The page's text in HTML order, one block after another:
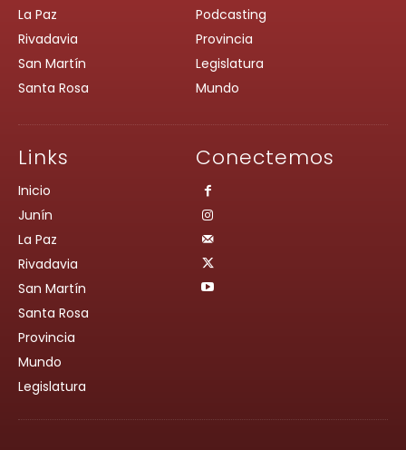
La Paz
Rivadavia
San Martín
Santa Rosa
Podcasting
Provincia
Legislatura
Mundo
Links
Inicio
Junín
La Paz
Rivadavia
San Martín
Santa Rosa
Provincia
Mundo
Legislatura
Conectemos